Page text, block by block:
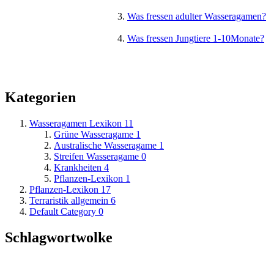
Was fressen adulter Wasseragamen?
Was fressen Jungtiere 1-10Monate?
Kategorien
Wasseragamen Lexikon 11
Grüne Wasseragame 1
Australische Wasseragame 1
Streifen Wasseragame 0
Krankheiten 4
Pflanzen-Lexikon 1
Pflanzen-Lexikon 17
Terraristik allgemein 6
Default Category 0
Schlagwortwolke